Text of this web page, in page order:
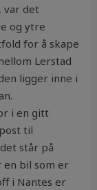
var det
og ytre
for å skape
Lerstad
ligger inne i
i en gitt
til
står på
en bil som er
i Nantes er